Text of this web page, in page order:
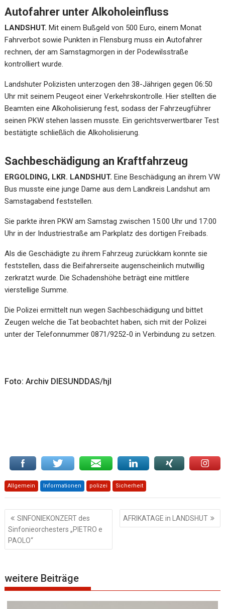
Autofahrer unter Alkoholeinfluss
LANDSHUT. Mit einem Bußgeld von 500 Euro, einem Monat
Fahrverbot sowie Punkten in Flensburg muss ein Autofahrer
rechnen, der am Samstagmorgen in der Podewilsstraße
kontrolliert wurde.
Landshuter Polizisten unterzogen den 38-Jährigen gegen 06:50
Uhr mit seinem Peugeot einer Verkehrskontrolle. Hier stellten die
Beamten eine Alkoholisierung fest, sodass der Fahrzeugführer
seinen PKW stehen lassen musste. Ein gerichtsverwertbarer Test
bestätigte schließlich die Alkoholisierung.
Sachbeschädigung an Kraftfahrzeug
ERGOLDING, LKR. LANDSHUT. Eine Beschädigung an ihrem VW
Bus musste eine junge Dame aus dem Landkreis Landshut am
Samstagabend feststellen.
Sie parkte ihren PKW am Samstag zwischen 15:00 Uhr und 17:00
Uhr in der Industriestraße am Parkplatz des dortigen Freibads.
Als die Geschädigte zu ihrem Fahrzeug zurückkam konnte sie
feststellen, dass die Beifahrerseite augenscheinlich mutwillig
zerkratzt wurde. Die Schadenshöhe beträgt eine mittlere
vierstellige Summe.
Die Polizei ermittelt nun wegen Sachbeschädigung und bittet
Zeugen welche die Tat beobachtet haben, sich mit der Polizei
unter der Telefonnummer 0871/9252-0 in Verbindung zu setzen.
Foto: Archiv DIESUNDDAS/hjl
Allgemein Informationen polizei Sicherheit
Beitragsnavigation
SINFONIEKONZERT des
Sinfonieorchesters „PIETRO e
PAOLO“
AFRIKATAGE in LANDSHUT
weitere Beiträge